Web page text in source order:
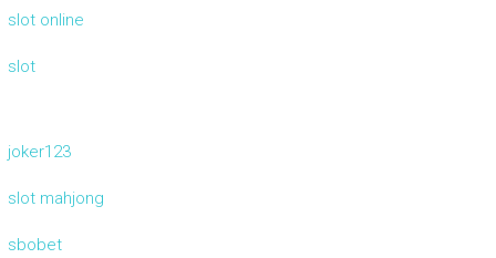
slot online
slot
joker123
slot mahjong
sbobet